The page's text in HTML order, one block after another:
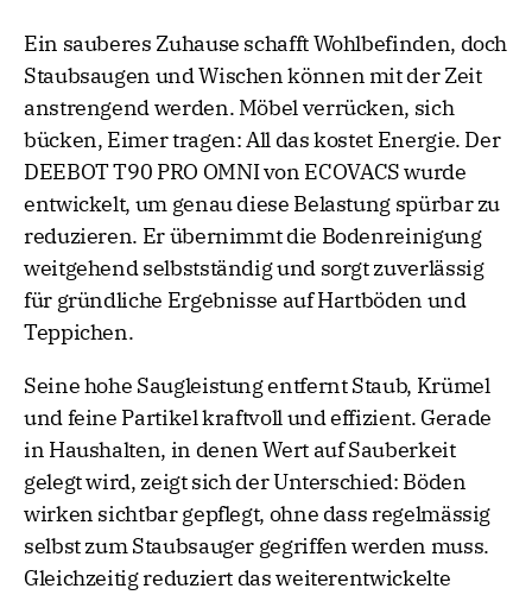
Ein sauberes Zuhause schafft Wohlbefinden, doch
Staubsaugen und Wischen können mit der Zeit
anstrengend werden. Möbel verrücken, sich
bücken, Eimer tragen: All das kostet Energie. Der
DEEBOT T90 PRO OMNI von ECOVACS wurde
entwickelt, um genau diese Belastung spürbar zu
reduzieren. Er übernimmt die Bodenreinigung
weitgehend selbstständig und sorgt zuverlässig
für gründliche Ergebnisse auf Hartböden und
Teppichen.
Seine hohe Saugleistung entfernt Staub, Krümel
und feine Partikel kraftvoll und effizient. Gerade
in Haushalten, in denen Wert auf Sauberkeit
gelegt wird, zeigt sich der Unterschied: Böden
wirken sichtbar gepflegt, ohne dass regelmässig
selbst zum Staubsauger gegriffen werden muss.
Gleichzeitig reduziert das weiterentwickelte